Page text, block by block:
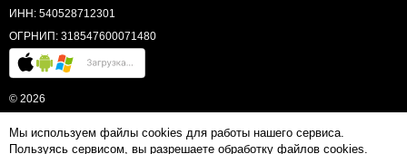
Мы используем файлы cookies для работы нашего сервиса.
Пользуясь сервисом, вы разрешаете обработку файлов cookies.
ИНН: 540528712301
ОГРНИП: 318547600071480
© 2026